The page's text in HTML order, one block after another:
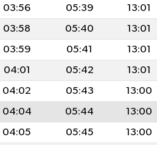
03:56 05:39 13:01
03:58 05:40 13:01
03:59 05:41 13:01
04:01 05:42 13:01
04:02 05:43 13:00
04:04 05:44 13:00
04:05 05:45 13:00